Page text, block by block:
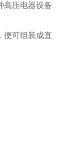
高压电器设备
便可组装成直